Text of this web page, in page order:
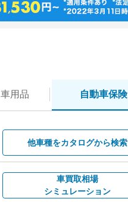
車用品 自動車保険
他車種をカタログから検索
車買取相場
シミュレーション